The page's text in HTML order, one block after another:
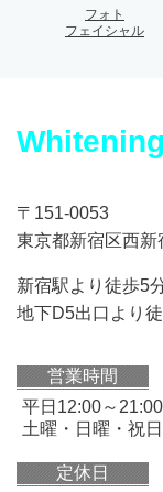
フォト
フェイシャル
〒151-0053
東京都新宿区西
新宿駅より徒歩5
地下D5出口より
営業時間
平日12:00～
土曜・日曜・祝
定休日